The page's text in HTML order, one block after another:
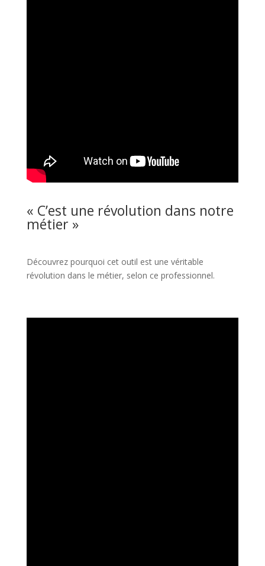
« C’est une révolution dans notre
métier »
Découvrez pourquoi cet outil est une véritable
révolution dans le métier, selon ce professionnel.